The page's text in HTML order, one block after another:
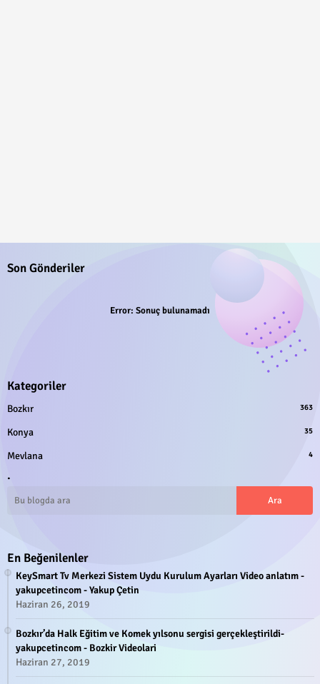
Son Gönderiler
Error: Sonuç bulunamadı
Kategoriler
Bozkır 363
Konya 35
Mevlana 4
.
En Beğenilenler
KeySmart Tv Merkezi Sistem Uydu Kurulum Ayarları Video anlatım -
yakupcetincom - Yakup Çetin
Haziran 26, 2019
Bozkır’da Halk Eğitim ve Komek yılsonu sergisi gerçekleştirildi-
yakupcetincom - Bozkir Videolari
Haziran 27, 2019